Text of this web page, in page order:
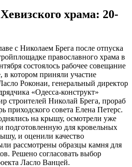
храма: 20-
с Николаем Брега после отпуска
православного храма в
состоялось рабочее совещание
в котором приняли участие
Роконаи, генеральный директор
«Одесса-конструкт»
строителей Николай Брега, прораб
приходского совета Елена Петерс.
на крышу, осмотрели уже
для кровельных
и оценили качество
рассмотрены образцы камня для
Решено согласовать выбор
Ласло Ванцей.